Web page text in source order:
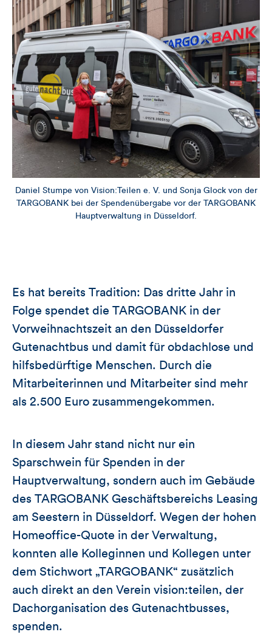
Daniel Stumpe von Vision:Teilen e. V. und Sonja Glock von der
TARGOBANK bei der Spendenübergabe vor der TARGOBANK
Hauptverwaltung in Düsseldorf.
Es hat bereits Tradition: Das dritte Jahr in
Folge spendet die TARGOBANK in der
Vorweihnachtszeit an den Düsseldorfer
Gutenachtbus und damit für obdachlose und
hilfsbedürftige Menschen. Durch die
Mitarbeiterinnen und Mitarbeiter sind mehr
als 2.500 Euro zusammengekommen.
In diesem Jahr stand nicht nur ein
Sparschwein für Spenden in der
Hauptverwaltung, sondern auch im Gebäude
des TARGOBANK Geschäftsbereichs Leasing
am Seestern in Düsseldorf. Wegen der hohen
Homeoffice-Quote in der Verwaltung,
konnten alle Kolleginnen und Kollegen unter
dem Stichwort „TARGOBANK“ zusätzlich
auch direkt an den Verein vision:teilen, der
Dachorganisation des Gutenachtbusses,
spenden.